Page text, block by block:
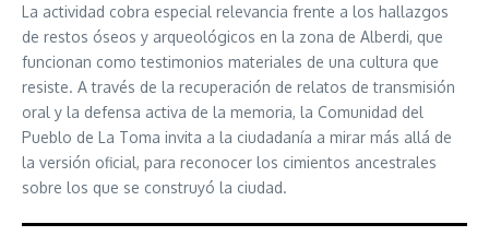
La actividad cobra especial relevancia frente a los hallazgos
de restos óseos y arqueológicos en la zona de Alberdi, que
funcionan como testimonios materiales de una cultura que
resiste. A través de la recuperación de relatos de transmisión
oral y la defensa activa de la memoria, la Comunidad del
Pueblo de La Toma invita a la ciudadanía a mirar más allá de
la versión oficial, para reconocer los cimientos ancestrales
sobre los que se construyó la ciudad.